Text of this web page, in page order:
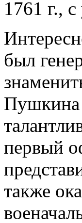
1761 г.,
был
Пушкина
первый
также